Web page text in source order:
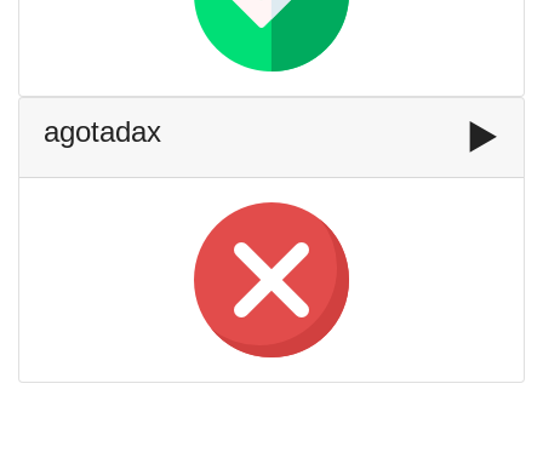
agotadax ▶️